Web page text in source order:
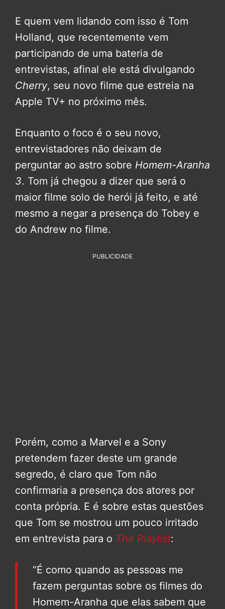
E quem vem lidando com isso é Tom
Holland, que recentemente vem
participando de uma bateria de
entrevistas, afinal ele está divulgando
Cherry, seu novo filme que estreia na
Apple TV+ no próximo mês.
Enquanto o foco é o seu novo,
entrevistadores não deixam de
perguntar ao astro sobre Homem-Aranha
3. Tom já chegou a dizer que será o
maior filme solo de herói já feito, e até
mesmo a negar a presença do Tobey e
do Andrew no filme.
PUBLICIDADE
Porém, como a Marvel e a Sony
pretendem fazer deste um grande
segredo, é claro que Tom não
confirmaria a presença dos atores por
conta própria. E é sobre estas questões
que Tom se mostrou um pouco irritado
em entrevista para o The Playlist:
“É como quando as pessoas me
fazem perguntas sobre os filmes do
Homem-Aranha que elas sabem que